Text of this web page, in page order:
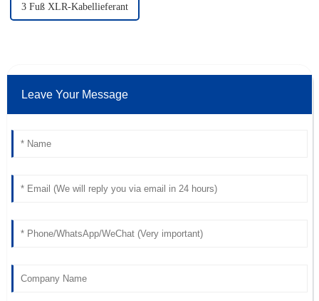
3 Fuß XLR-Kabellieferant
Leave Your Message